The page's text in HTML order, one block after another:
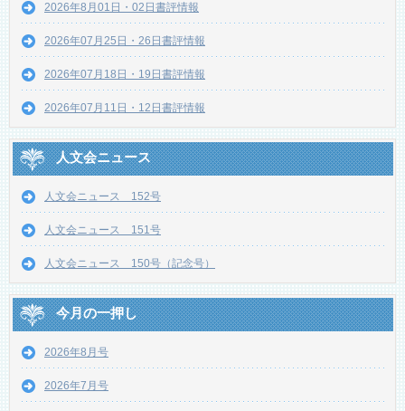
2026年8月01日・02日書評情報
2026年07月25日・26日書評情報
2026年07月18日・19日書評情報
2026年07月11日・12日書評情報
人文会ニュース
人文会ニュース 152号
人文会ニュース 151号
人文会ニュース 150号（記念号）
今月の一押し
2026年8月号
2026年7月号